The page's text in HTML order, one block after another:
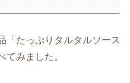
「たっぷりタルタルソース
てみました。